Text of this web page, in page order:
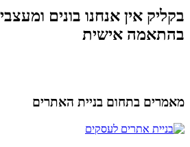
בקליק אין אנחנו בונים
בהתאמה אישית
מאמרים בתחום בניית האתרים